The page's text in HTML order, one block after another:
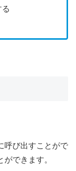
呼び出すことがで
できます。